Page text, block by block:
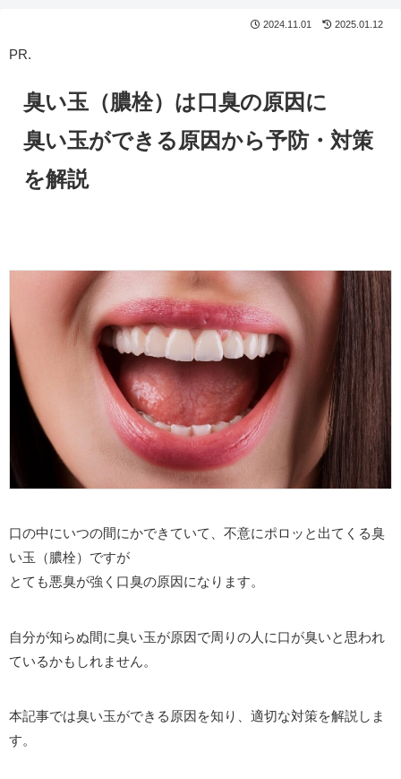
2024.11.01 2025.01.12
PR.
臭い玉（膿栓）は口臭の原因に
臭い玉ができる原因から予防・対策
を解説
口の中にいつの間にかできていて、不意にポロッと出てくる臭
い玉（膿栓）ですが
とても悪臭が強く口臭の原因になります。
自分が知らぬ間に臭い玉が原因で周りの人に口が臭いと思われ
ているかもしれません。
本記事では臭い玉ができる原因を知り、適切な対策を解説しま
す。